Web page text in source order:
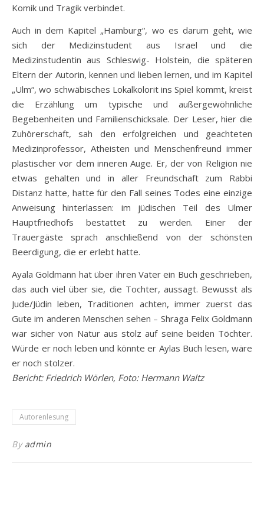
Komik und Tragik verbindet.
Auch in dem Kapitel „Hamburg“, wo es darum geht, wie
sich der Medizinstudent aus Israel und die
Medizinstudentin aus Schleswig- Holstein, die späteren
Eltern der Autorin, kennen und lieben lernen, und im Kapitel
„Ulm“, wo schwäbisches Lokalkolorit ins Spiel kommt, kreist
die Erzählung um typische und außergewöhnliche
Begebenheiten und Familienschicksale. Der Leser, hier die
Zuhörerschaft, sah den erfolgreichen und geachteten
Medizinprofessor, Atheisten und Menschenfreund immer
plastischer vor dem inneren Auge. Er, der von Religion nie
etwas gehalten und in aller Freundschaft zum Rabbi
Distanz hatte, hatte für den Fall seines Todes eine einzige
Anweisung hinterlassen: im jüdischen Teil des Ulmer
Hauptfriedhofs bestattet zu werden. Einer der
Trauergäste sprach anschließend von der schönsten
Beerdigung, die er erlebt hatte.
Ayala Goldmann hat über ihren Vater ein Buch geschrieben,
das auch viel über sie, die Tochter, aussagt. Bewusst als
Jude/Jüdin leben, Traditionen achten, immer zuerst das
Gute im anderen Menschen sehen – Shraga Felix Goldmann
war sicher von Natur aus stolz auf seine beiden Töchter.
Würde er noch leben und könnte er Aylas Buch lesen, wäre
er noch stolzer.
Bericht: Friedrich Wörlen, Foto: Hermann Waltz
Autorenlesung
By admin